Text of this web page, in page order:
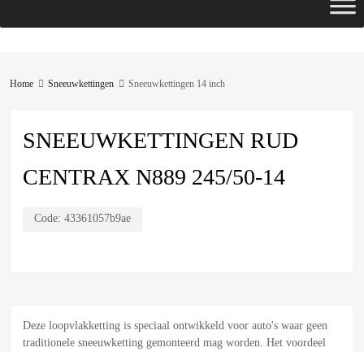
Home Sneeuwkettingen Sneeuwkettingen 14 inch
SNEEUWKETTINGEN RUD
CENTRAX N889 245/50-14
Code: 43361057b9ae
Deze loopvlakketting is speciaal ontwikkeld voor auto's waar geen
traditionele sneeuwketting gemonteerd mag worden. Het voordeel